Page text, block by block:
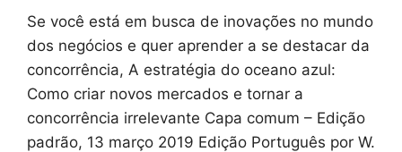
Se você está em busca de inovações no mundo
dos negócios e quer aprender a se destacar da
concorrência, A estratégia do oceano azul:
Como criar novos mercados e tornar a
concorrência irrelevante Capa comum – Edição
padrão, 13 março 2019 Edição Português por W.